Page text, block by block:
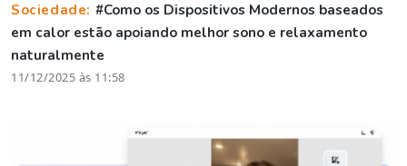
Sociedade: #Como os Dispositivos Modernos baseados
em calor estão apoiando melhor sono e relaxamento
naturalmente
11/12/2025 às 11:58